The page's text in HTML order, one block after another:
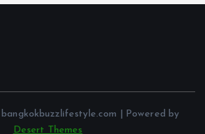
| Powered by
Desert Themes